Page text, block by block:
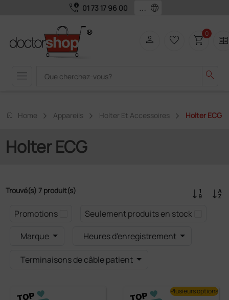
call_quality 01 73 17 96 00 language
menu search
person favorite_border shopping_cart0 two_pager
home Home Appareils Holter Et Accessoires Holter ECG
Holter ECG
Trouvé(s) 7 produit(s)
Promotions
Seulement produits en stock
Marque
Heures d'enregistrement
Terminaisons de câble patient
Plusieurs options